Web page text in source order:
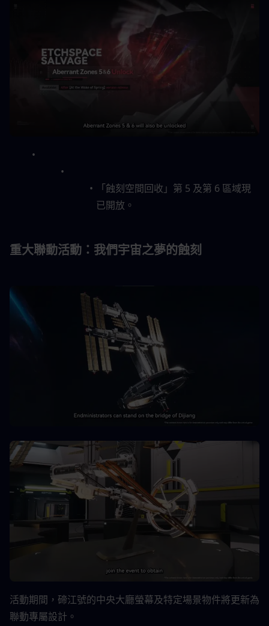
「蝕刻空間回收」第 5 及第 6 區域現
已開放。
重大聯動活動：我們宇宙之夢的蝕刻
活動期間，碲江號的中央大廳螢幕及特定場景物件將更新為
聯動專屬設計。